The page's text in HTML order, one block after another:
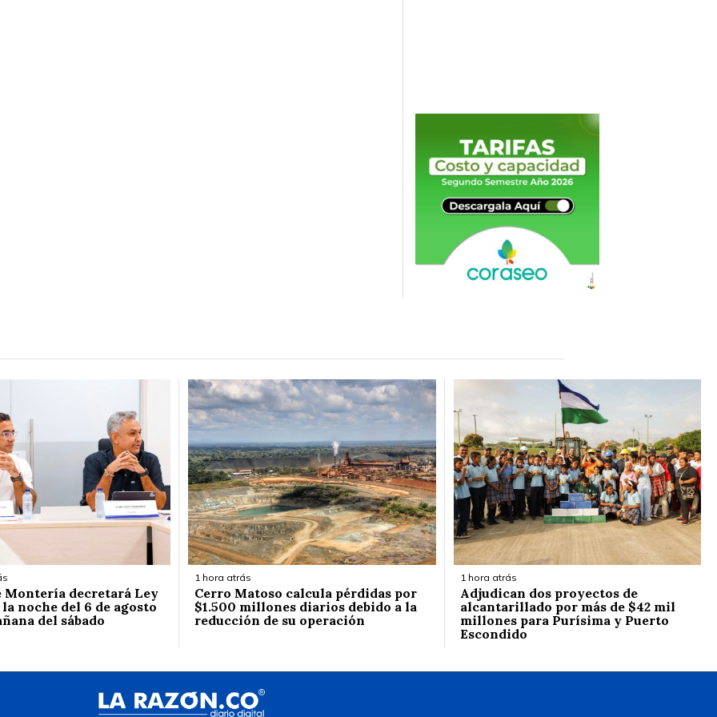
Montería decretará Ley
la noche del 6 de agosto
del sábado
1 hora atrás
Cerro Matoso calcula pérdidas por
$1.500 millones diarios debido a la
reducción de su operación
1 hora atrás
Adjudican dos proyectos de
alcantarillado por más de $42 mil
millones para Purísima y Puerto
Escondido